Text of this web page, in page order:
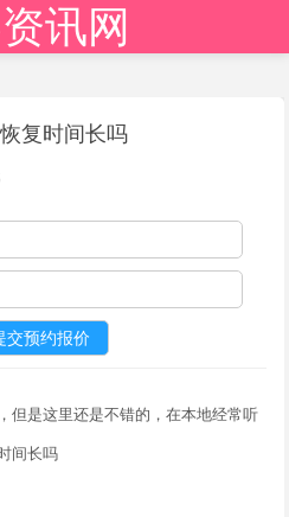
讯网
复时间长吗
但是这里还是不错的，在本地经常听
间长吗